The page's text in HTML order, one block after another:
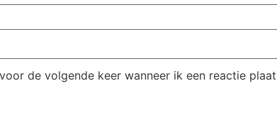
de volgende keer wanneer ik een reactie